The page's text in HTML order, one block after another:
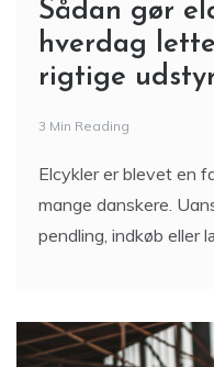
Sådan gør
hverdag
rigtige
3 Min Reading
Elcykler er blevet en
mange danskere.
pendling, indkøb eller